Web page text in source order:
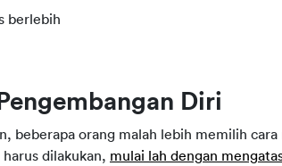
berlebih
Diri
beberapa orang malah lebih memilih
dilakukan, mulai lah dengan